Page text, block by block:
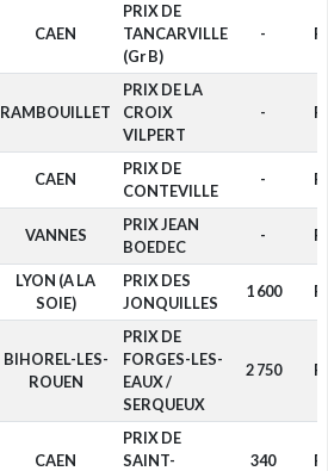
CAEN
PRIX DE
TANCARVILLE
(Gr B)
-
RAMBOUILLET
PRIX DE LA
CROIX
VILPERT
-
CAEN
PRIX DE
CONTEVILLE
-
VANNES
PRIX JEAN
BOEDEC
-
LYON (A LA
SOIE)
PRIX DES
JONQUILLES
1 600
BIHOREL-LES-
ROUEN
PRIX DE
FORGES-LES-
EAUX /
SERQUEUX
2 750
CAEN
PRIX DE
SAINT-
340